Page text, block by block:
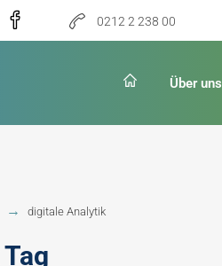
0212 2 238 00
Über uns
Erster Schulabschluss
digitale Analytik